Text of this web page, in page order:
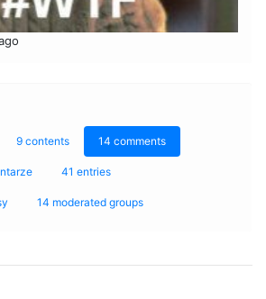
9 contents 14 comments
41 entries
14 moderated groups